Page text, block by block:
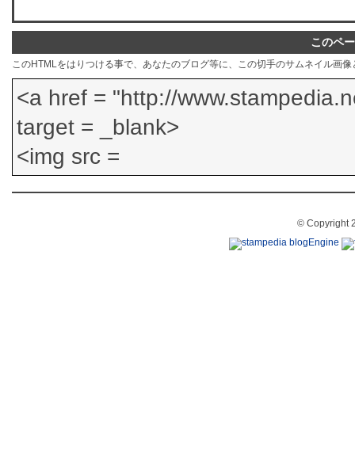
このペ
このHTMLをはりつける事で、あなたのブログ等に、この切手のサムネイル画
© Copyright